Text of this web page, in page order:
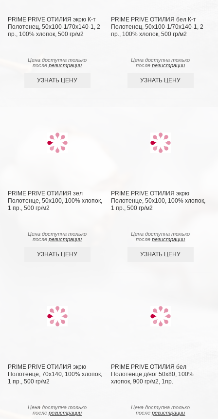
PRIME PRIVE ОТИЛИЯ экрю К-т
Полотенец, 50x100-1/70х140-1, 2
пр., 100% хлопок, 500 гр/м2
Цена доступна только
послерегистрации
УЗНАТЬ ЦЕНУ
PRIME PRIVE ОТИЛИЯ бел К-т
Полотенец, 50x100-1/70х140-1, 2
пр., 100% хлопок, 500 гр/м2
Цена доступна только
послерегистрации
УЗНАТЬ ЦЕНУ
PRIME PRIVE ОТИЛИЯ зел
Полотенце, 50x100, 100% хлопок,
1 пр., 500 гр/м2
Цена доступна только
послерегистрации
УЗНАТЬ ЦЕНУ
PRIME PRIVE ОТИЛИЯ экрю
Полотенце, 50x100, 100% хлопок,
1 пр., 500 гр/м2
Цена доступна только
послерегистрации
УЗНАТЬ ЦЕНУ
PRIME PRIVE ОТИЛИЯ экрю
Полотенце, 70х140, 100% хлопок,
1 пр., 500 гр/м2
Цена доступна только
послерегистрации
PRIME PRIVE ОТИЛИЯ бел
Полотенце д/ног 50х80, 100%
хлопок, 900 гр/м2, 1пр.
Цена доступна только
послерегистрации